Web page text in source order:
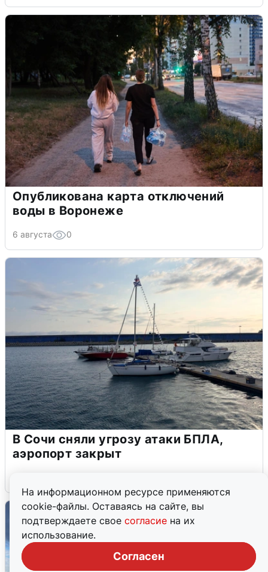
На информационном ресурсе применяются
cookie-файлы. Оставаясь на сайте, вы
подтверждаете свое согласие на их
использование.
Согласен
Опубликована карта отключений
воды в Воронеже
6 августа 0
В Сочи сняли угрозу атаки БПЛА,
аэропорт закрыт